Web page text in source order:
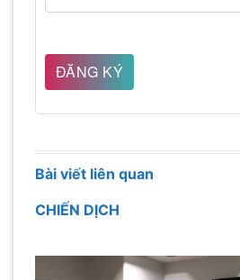
Bài viết liên quan
CHIẾN DỊCH